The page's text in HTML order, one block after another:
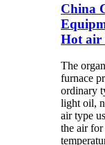
China
Hot air
The
furnace
ordinary
light oil,
air type
the air